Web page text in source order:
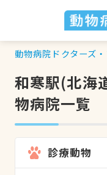
動物病院ドクターズ
和寒駅(北海
物病院一覧
診療動物